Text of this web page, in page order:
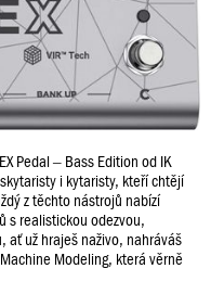
Pedal – Bass Edition od IK
i kytaristy, kteří chtějí
z těchto nástrojů nabízí
s realistickou odezvou,
ať už hraješ naživo, nahráváš
Modeling, která věrně